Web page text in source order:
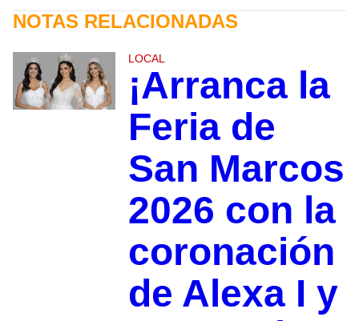
NOTAS RELACIONADAS
LOCAL
¡Arranca la
Feria de
San Marcos
2026 con la
coronación
de Alexa I y